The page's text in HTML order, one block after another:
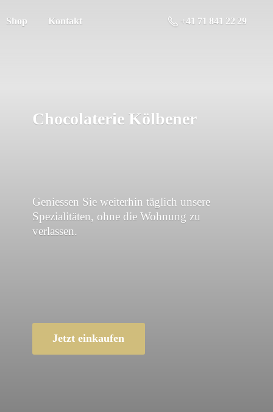
Shop Kontakt +41 71 841 22 29
Chocolaterie Kölbener
Geniessen Sie weiterhin täglich unsere
Spezialitäten, ohne die Wohnung zu
verlassen.
Jetzt einkaufen